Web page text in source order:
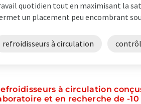
quotidien tout en maximisant la
un placement peu encombrant
refroidisseurs à circulation
à circulation
et en recherche de -10